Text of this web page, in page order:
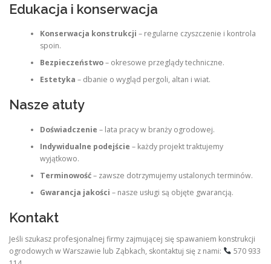
Edukacja i konserwacja
Konserwacja konstrukcji – regularne czyszczenie i kontrola
spoin.
Bezpieczeństwo– okresowe przeglądy techniczne.
Estetyka – dbanie o wygląd pergoli, altan i wiat.
Nasze atuty
Doświadczenie – lata pracy w branży ogrodowej.
Indywidualne podejście – każdy projekt traktujemy
wyjątkowo.
Terminowość– zawsze dotrzymujemy ustalonych terminów.
Gwarancja jakości – nasze usługi są objęte gwarancją.
Kontakt
Jeśli szukasz profesjonalnej firmy zajmującej się spawaniem konstrukcji
ogrodowych w Warszawie lub Ząbkach, skontaktuj się z nami:
570 933